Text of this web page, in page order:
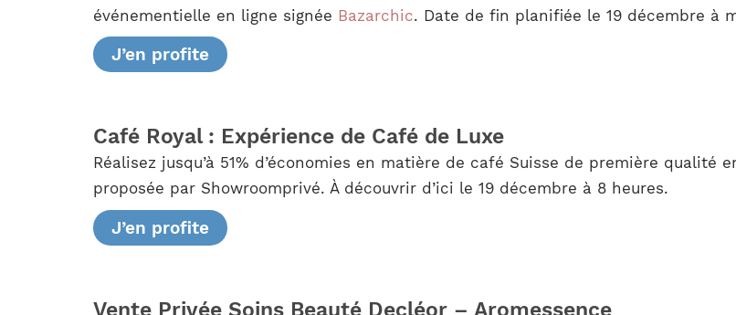
événementielle en ligne signée Bazarchic. Date de fin planifiée le 19 décembre à
J’en profite
Café Royal : Expérience de Café de Luxe
Réalisez jusqu’à 51% d’économies en matière de café Suisse de première
proposée par Showroomprivé. À découvrir d’ici le 19 décembre à 8 heures.
J’en profite
Vente Privée Soins Beauté Decléor – Aromessence